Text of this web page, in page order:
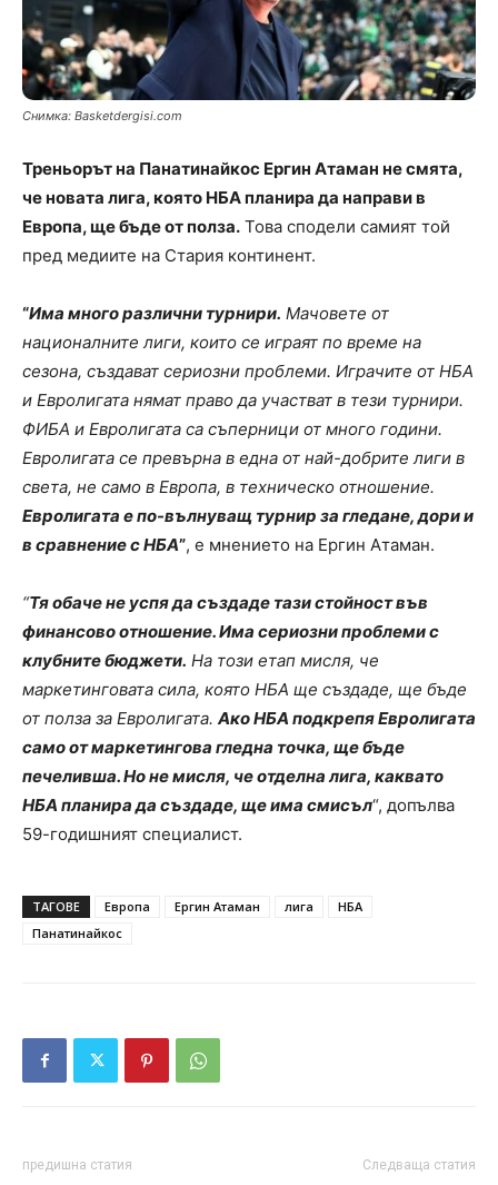
Снимка: Basketdergisi.com
Треньорът на Панатинайкос Ергин Атаман не смята,
че новата лига, която НБА планира да направи в
Европа, ще бъде от полза. Това сподели самият той
пред медиите на Стария континент.
“Има много различни турнири. Мачовете от
националните лиги, които се играят по време на
сезона, създават сериозни проблеми. Играчите от НБА
и Евролигата нямат право да участват в тези турнири.
ФИБА и Евролигата са съперници от много години.
Евролигата се превърна в една от най-добрите лиги в
света, не само в Европа, в техническо отношение.
Евролигата е по-вълнуващ турнир за гледане, дори и
в сравнение с НБА”, е мнението на Ергин Атаман.
“Тя обаче не успя да създаде тази стойност във
финансово отношение. Има сериозни проблеми с
клубните бюджети. На този етап мисля, че
маркетинговата сила, която НБА ще създаде, ще бъде
от полза за Евролигата. Ако НБА подкрепя Евролигата
само от маркетингова гледна точка, ще бъде
печеливша. Но не мисля, че отделна лига, каквато
НБА планира да създаде, ще има смисъл“, допълва
59-годишният специалист.
ТАГОВЕ Европа Ергин Атаман лига
НБА
Панатинайкос
предишна статия Следваща статия